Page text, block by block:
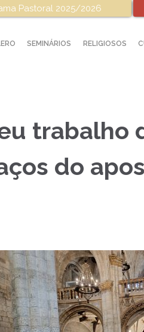
Pastoral 2025/2026
SEMINÁRIOS RELIGIOSOS
trabalho
do